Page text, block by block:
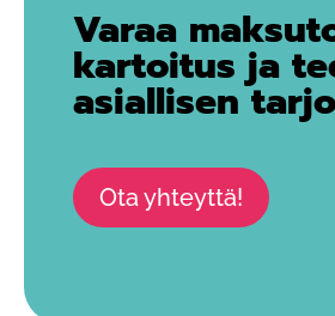
Varaa
kartoitus ja
asiallisen
Ota yhteyttä!